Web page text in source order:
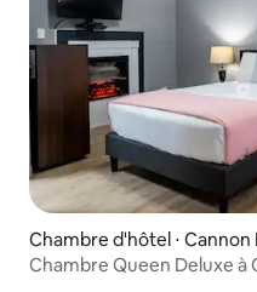
Chambre d'hôtel ⋅ Cannon
Chambre Queen Deluxe à